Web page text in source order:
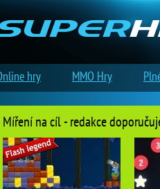
Míření na cíl - redakce
hry MMO Hry